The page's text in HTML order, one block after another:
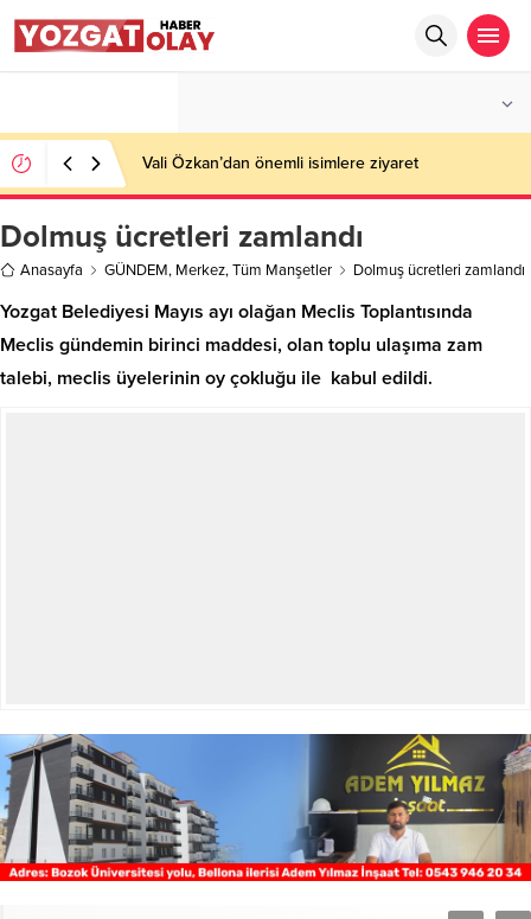
Vali Özkan’dan önemli isimlere ziyaret
Dolmuş ücretleri zamlandı
Anasayfa GÜNDEM, Merkez,Tüm Manşetler Dolmuş ücretleri zamlandı
Yozgat Belediyesi Mayıs ayı olağan Meclis Toplantısında
Meclis gündemin birinci maddesi, olan toplu ulaşıma zam
talebi, meclis üyelerinin oy çokluğu ile kabul edildi.